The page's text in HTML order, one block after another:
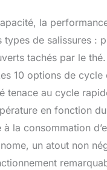
la
de salissures :
tachés par le
10 options de
tenace au cycle
en fonction
la consommation
un atout non